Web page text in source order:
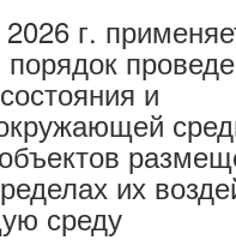
г.
и
их
среду